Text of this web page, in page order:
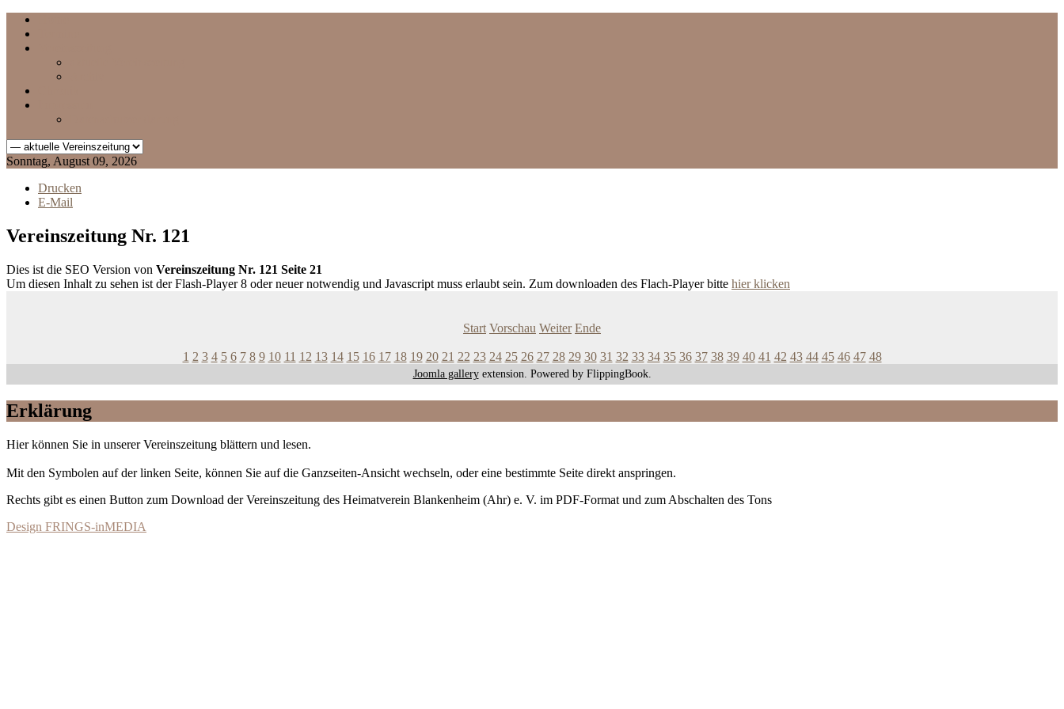
Sonntag, August 09, 2026
Drucken
E-Mail
Vereinszeitung Nr. 121
Dies ist die SEO Version von Vereinszeitung Nr. 121 Seite 21
Um diesen Inhalt zu sehen ist der Flash-Player 8 oder neuer notwendig und Javascript muss erlaubt sein. Zum downloaden des Flach-Player bitte hier klicken
Start Vorschau Weiter Ende
1 2 3 4 5 6 7 8 9 10 11 12 13 14 15 16 17 18 19 20 21 22 23 24 25 26 27 28 29 30 31 32 33 34 35 36 37 38 39 40 41 42 43 44 45 46 47 48
Joomla galleryextension. Powered by FlippingBook.
Erklärung
Hier können Sie in unserer Vereinszeitung blättern und lesen.
Mit den Symbolen auf der linken Seite, können Sie auf die Ganzseiten-Ansicht wechseln, oder eine bestimmte Seite direkt anspringen.
Rechts gibt es einen Button zum Download der Vereinszeitung des Heimatverein Blankenheim (Ahr) e. V. im PDF-Format und zum Abschalten des Tons
Design FRINGS-inMEDIA